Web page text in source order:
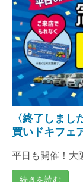
〈終了しま
買いドキフェ
平日も開催！大
続きを読む